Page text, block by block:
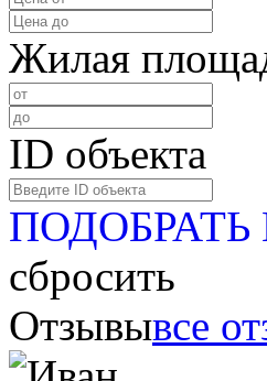
Жилая
ID объекта
сбросить
Отзывывсе